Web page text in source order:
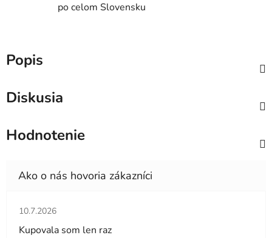
po celom Slovensku
Popis
Diskusia
Hodnotenie
Hodnotenie obchodu je 5 z 5 hviezdičiek.
10.7.2026
Kupovala som len raz